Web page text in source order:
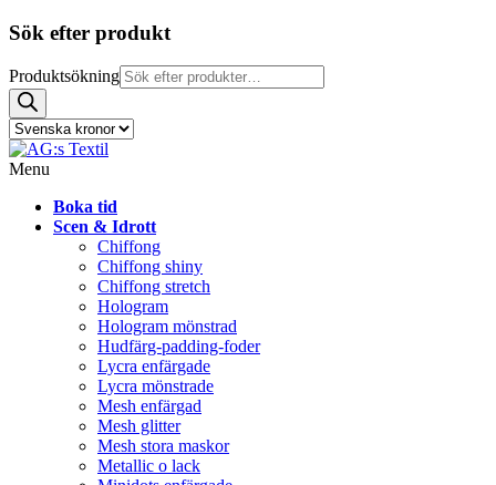
Sök efter produkt
Produktsökning
Menu
Boka tid
Scen & Idrott
Chiffong
Chiffong shiny
Chiffong stretch
Hologram
Hologram mönstrad
Hudfärg-padding-foder
Lycra enfärgade
Lycra mönstrade
Mesh enfärgad
Mesh glitter
Mesh stora maskor
Metallic o lack